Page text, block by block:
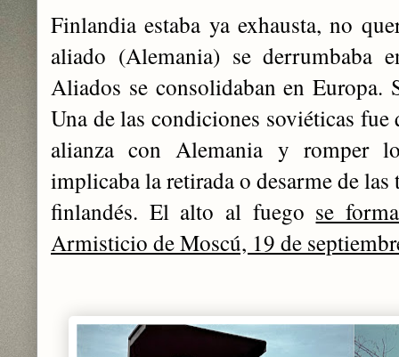
Finlandia estaba ya exhausta, no
aliado (Alemania) se derrumbaba
Aliados se consolidaban en
Una de las condiciones soviéticas
alianza con Alemania y romper
implicaba la retirada o desarme de
finlandés. El alto al fuego se
Armisticio de Moscú, 19 de